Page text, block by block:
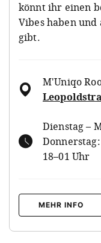
könnt ihr einen
Vibes haben
gibt.
M'Uniqo
Dienstag –
18–01 Uhr
MEHR INFO